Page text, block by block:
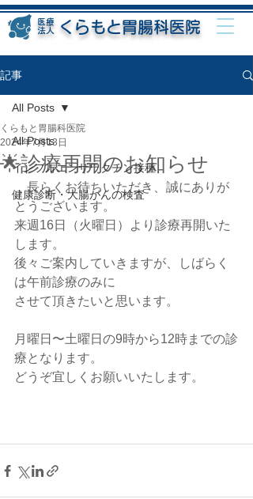
医療
法人
くらもと胃腸科医院
記事
All Posts
インフルエンザワクチン接種
健康診断・大腸がんの検査
All Posts
🌟診療再開のお知らせ
くらもと胃腸科医院
2024年7月13日
長らくお待ちいただき、誠にありが
とうございます。
来週16日（火曜日）より診療再開いた
します。
後々ご案内していきますが、しばらく
は午前診療のみに
させて頂きたいと思います。
月曜日〜土曜日の9時から12時までの診
療となります。
どうぞ宜しくお願いいたします。